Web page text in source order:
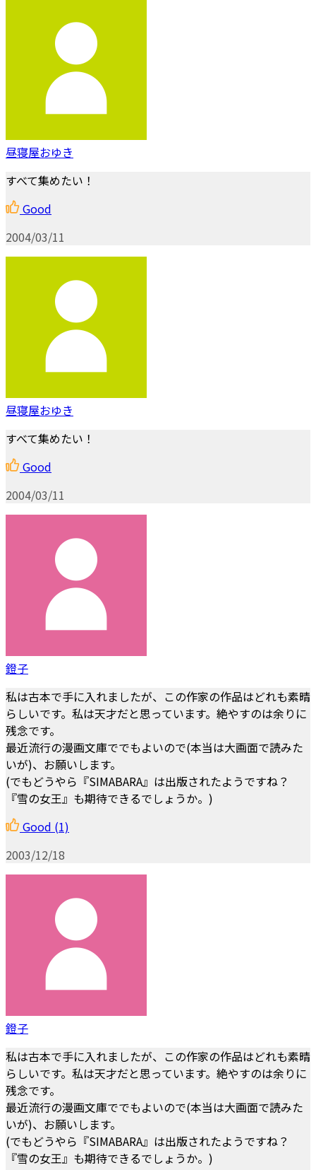
昼寝屋おゆき
すべて集めたい！
Good
2004/03/11
昼寝屋おゆき
すべて集めたい！
Good
2004/03/11
鐙子
私は古本で手に入れましたが、この作家の作品はどれも素晴
らしいです。私は天才だと思っています。絶やすのは余りに
残念です。
最近流行の漫画文庫ででもよいので(本当は大画面で読みた
いが)、お願いします。
(でもどうやら『SIMABARA』は出版されたようですね？
『雪の女王』も期待できるでしょうか。)
Good (1)
2003/12/18
鐙子
私は古本で手に入れましたが、この作家の作品はどれも素晴
らしいです。私は天才だと思っています。絶やすのは余りに
残念です。
最近流行の漫画文庫ででもよいので(本当は大画面で読みた
いが)、お願いします。
(でもどうやら『SIMABARA』は出版されたようですね？
『雪の女王』も期待できるでしょうか。)